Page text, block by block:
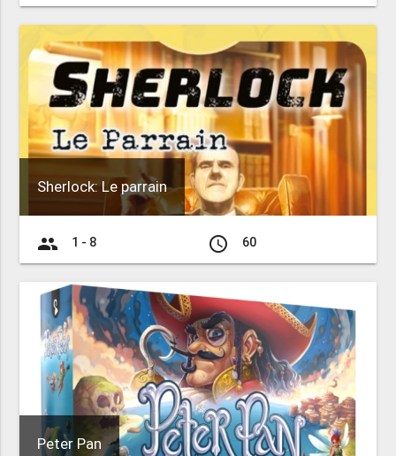
Sherlock: Le parrain
group 1 - 8 access_time 60
Peter Pan